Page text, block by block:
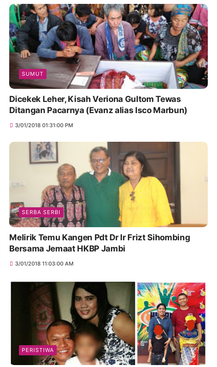
SUMUT
Dicekek Leher, Kisah Veriona Gultom Tewas
Ditangan Pacarnya (Evanz alias Isco Marbun)
3/01/2018 01:31:00 PM
SERBA SERBI
Melirik Temu Kangen Pdt Dr Ir Frizt Sihombing
Bersama Jemaat HKBP Jambi
3/01/2018 11:03:00 AM
PERISTIWA